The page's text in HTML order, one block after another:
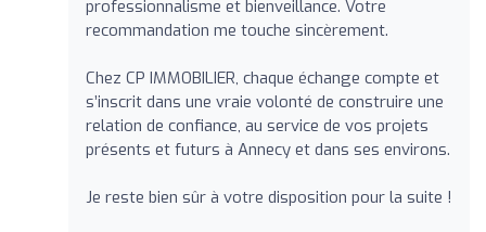
professionnalisme et bienveillance. Votre
recommandation me touche sincèrement.
Chez CP IMMOBILIER, chaque échange compte et
s’inscrit dans une vraie volonté de construire une
relation de confiance, au service de vos projets
présents et futurs à Annecy et dans ses environs.
Je reste bien sûr à votre disposition pour la suite !